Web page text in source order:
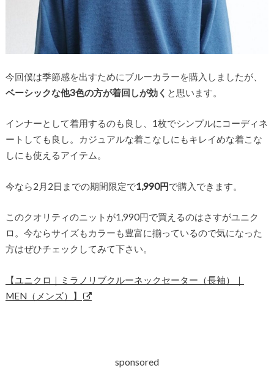
今回僕は季節感を出すためにブルーカラーを購入しましたが、
ベーシックな他3色の方が着回しが効く と思います。
インナーとして着用するのも良し、1枚でシンプルにコーディネ
ートしても良し。カジュアルな着こなしにもキレイめな着こな
しにも使えるアイテム。
今なら2月2日までの期間限定で1,990円で購入できます。
このクオリティのニットが1,990円で買えるのはさすがユニク
ロ。今ならサイズもカラーも豊富に揃っているので気になった
方はぜひチェックしてみて下さい。
【ユニクロ｜ミラノリブクルーネックセーター（長袖）｜
MEN（メンズ）】
sponsored